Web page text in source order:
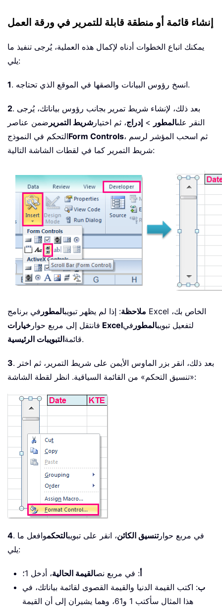
إنشاء قائمة أو منطقة قابلة للتمرير في ورقة العمل
يمكنك اتباع الخطوات أدناه لإكمال هذه العملية، يُرجى تنفيذ ما
يلي:
1 . انسخ رؤوس البيانات والصقها في الموقع الذي تحتاجه.
2. بعد ذلك، لإنشاء شريط تمرير بجانب رؤوس بياناتك، يُرجى
النقر علىالمطور > إدراج، ثم اختيار شريط التمرير ضمن عناصر
التحكم في النموذجForm Controls، ثم اسحب المؤشر لرسم
شريط التمرير كما في لقطات الشاشة التالية:
ملاحظة: إذا لم يظهر تبويبالمطور في برنامج Excel الخاص بك،
فانتقل إلى مربع حوار خيارات Excel لتفعيل تبويبالمطور في
قائمةالتبويبات الرئيسية .
3. بعد ذلك، انقر بزر الماوس الأيمن على شريط التمرير، ثم اختر
«تنسيق التحكم» من القائمة السياقية. انظر لقطة الشاشة:
4 . في مربع حوارتنسيق الكائن، انقر على تبويبالتحكموافعل ما
يلي:
أ: في مربع نصالقيمة الحالية، أدخل 1؛
ب: اكتب القيمة الدنيا والقيمة القصوى لقائمة بياناتك، في
هذا المثال سأكتب 1 و61، وهما يشيران إلى أن القيمة